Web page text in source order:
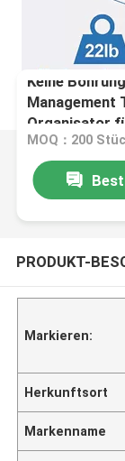
Keine
Management
Organisator
MOQ：200
PRODUKT-
Markieren:
Herkunftsort
Markenname